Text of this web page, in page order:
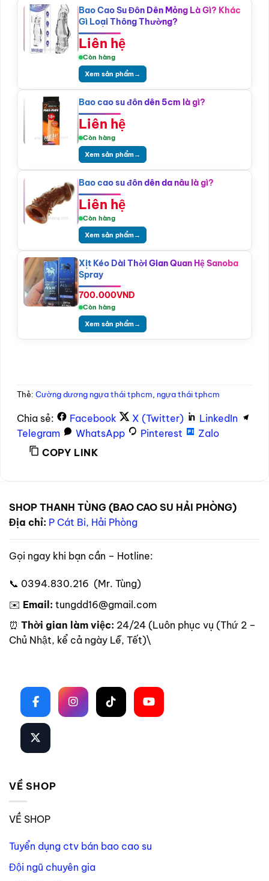
Bao Cao Su Đôn Dên Mỏng Là Gì? Khác
Gì Loại Thông Thường?
Liên hệ
Còn hàng
Xem sản phẩm→
Bao cao su đôn dên 5cm là gì?
Liên hệ
Còn hàng
Xem sản phẩm→
Bao cao su đôn dên da nâu là gì?
Liên hệ
Còn hàng
Xem sản phẩm→
Xịt Kéo Dài Thời Gian Quan Hệ Sanoba
Spray
700.000VND
Còn hàng
Xem sản phẩm→
Thẻ: Cường dương ngựa thái tphcm ngựa thái tphcm
Chia sẻ: Facebook X (Twitter)
LinkedIn
Telegram
WhatsApp Pinterest
Zalo
COPY LINK
SHOP THANH TÙNG (BAO CAO SU HẢI PHÒNG)
Địa chỉ: P Cát Bi, Hải Phòng
Gọi ngay khi bạn cần – Hotline:
📞 0394.830.216 (Mr. Tùng)
✉️ Email: tungdd16@gmail.com
⏰ Thời gian làm việc: 24/24 (Luôn phục vụ (Thứ 2 –
Chủ Nhật, kể cả ngày Lễ, Tết)\
VỀ SHOP
VỀ SHOP
Tuyển dụng ctv bán bao cao su
Đội ngũ chuyên gia